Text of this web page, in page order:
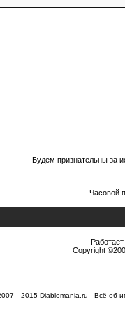
Будем признательны за
Часовой
Copyright
Diablomania.ru - Всё об